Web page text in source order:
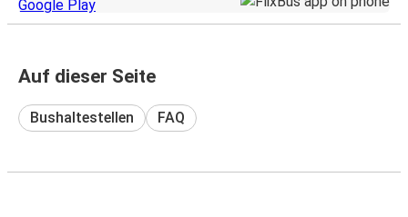
Auf dieser Seite
Bushaltestellen FAQ